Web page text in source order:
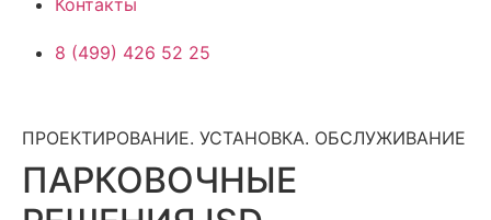
Контакты
8 (499) 426 52 25
ПРОЕКТИРОВАНИЕ. УСТАНОВКА. ОБСЛУЖИВАНИЕ
ПАРКОВОЧНЫЕ